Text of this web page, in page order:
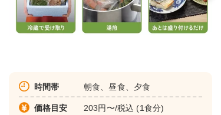
時間帯 朝食、昼食、夕食
価格目安 203円〜/税込 (1食分)